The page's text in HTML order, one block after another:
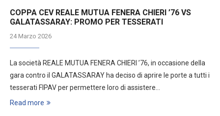
COPPA CEV REALE MUTUA FENERA CHIERI ’76 VS
GALATASSARAY: PROMO PER TESSERATI
24 Marzo 2026
La società REALE MUTUA FENERA CHIERI ’76, in occasione della
gara contro il GALATASSARAY ha deciso di aprire le porte a tutti i
tesserati FIPAV per permettere loro di assistere…
Read more